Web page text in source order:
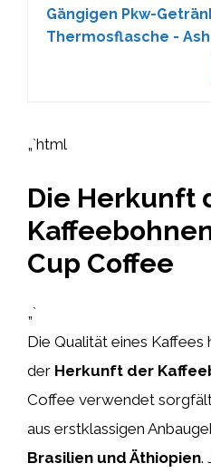
Gängigen Pkw-
Thermosflasche - Ash
„`html
Die Herkunft
Cup Coffee
„`
Die Qualität eines
der Herkunft der
Coffee verwendet
aus erstklassigen
Brasilien und Äthiopien.